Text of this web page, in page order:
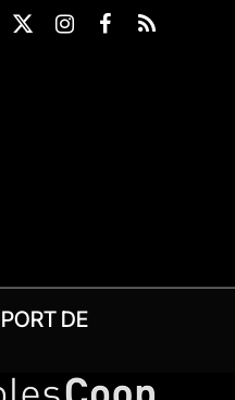
X
Instagram
Facebook
RSS
DE